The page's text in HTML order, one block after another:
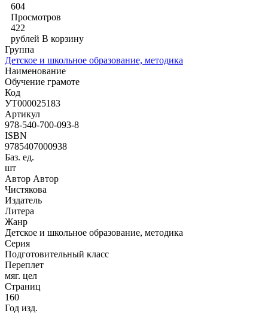
604
Просмотров
422
рублей В корзину
Группа
Детское и школьное образование, методика
Наименование
Обучение грамоте
Код
УТ000025183
Артикул
978-540-700-093-8
ISBN
9785407000938
Баз. ед.
шт
Автор Автор
Чистякова
Издатель
Литера
Жанр
Детское и школьное образование, методика
Серия
Подготовительный класс
Переплет
мяг. цел
Страниц
160
Год изд.